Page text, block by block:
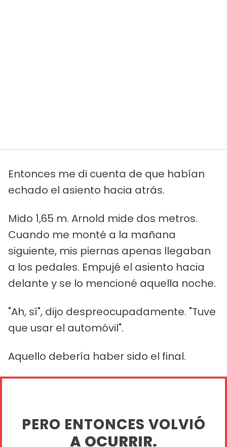
Entonces me di cuenta de que habían
echado el asiento hacia atrás.
Mido 1,65 m. Arnold mide dos metros.
Cuando me monté a la mañana
siguiente, mis piernas apenas llegaban
a los pedales. Empujé el asiento hacia
delante y se lo mencioné aquella noche.
"Ah, sí", dijo despreocupadamente. "Tuve
que usar el automóvil".
Aquello debería haber sido el final.
PERO ENTONCES VOLVIÓ
A OCURRIR.